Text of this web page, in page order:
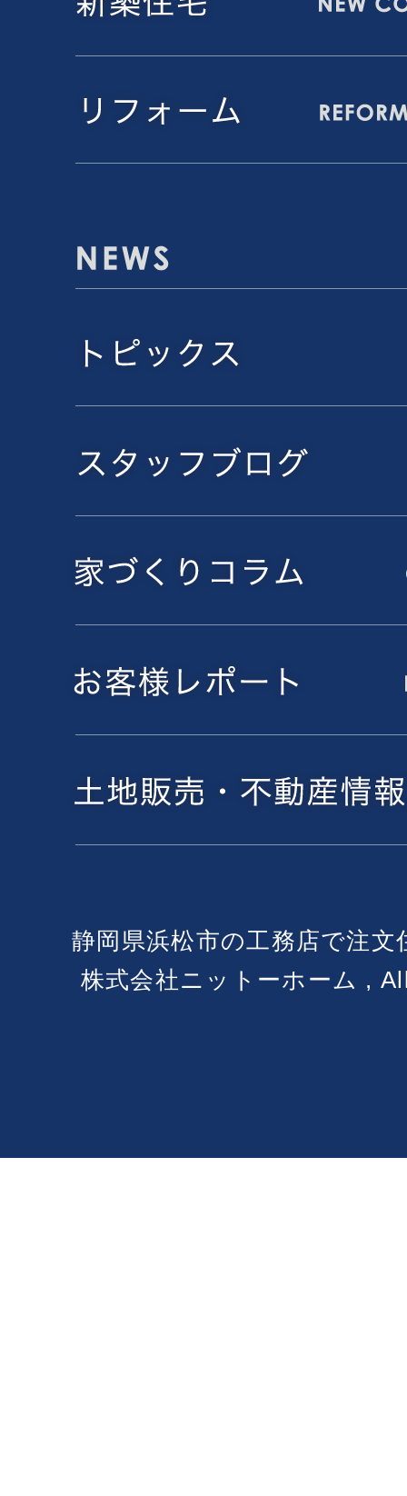
静岡県浜松市の工務店で注
株式会社ニットーホーム ,